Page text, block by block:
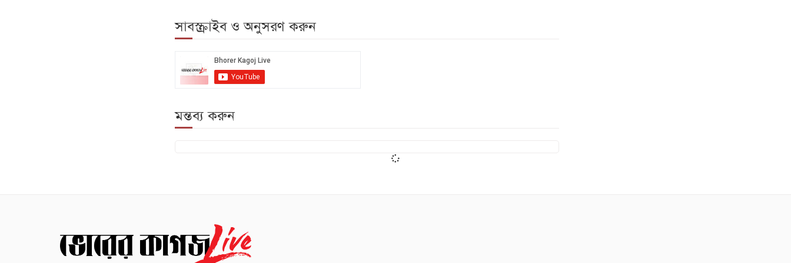
সাবস্ক্রাইব ও অনুসরণ করুন
মন্তব্য করুন